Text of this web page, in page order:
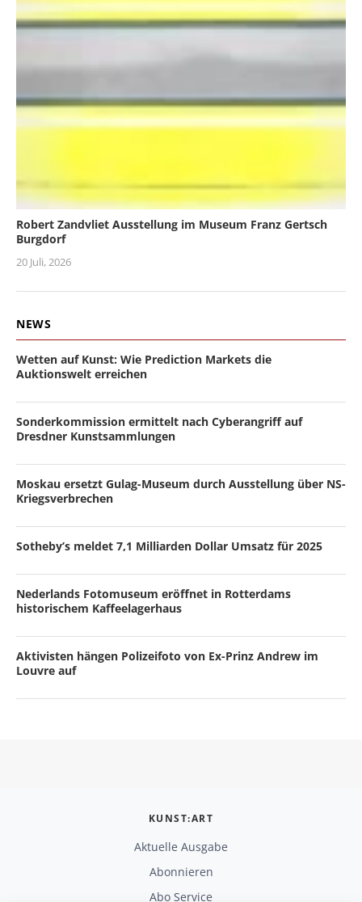
Robert Zandvliet Ausstellung im Museum Franz Gertsch
Burgdorf
20 Juli, 2026
NEWS
Wetten auf Kunst: Wie Prediction Markets die
Auktionswelt erreichen
Sonderkommission ermittelt nach Cyberangriff auf
Dresdner Kunstsammlungen
Moskau ersetzt Gulag-Museum durch Ausstellung über NS-
Kriegsverbrechen
Sotheby’s meldet 7,1 Milliarden Dollar Umsatz für 2025
Nederlands Fotomuseum eröffnet in Rotterdams
historischem Kaffeelagerhaus
Aktivisten hängen Polizeifoto von Ex-Prinz Andrew im
Louvre auf
KUNST:ART
Aktuelle Ausgabe
Abonnieren
Abo Service